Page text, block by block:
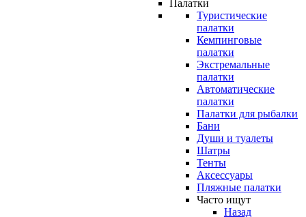
Палатки
Туристические
палатки
Кемпинговые
палатки
Экстремальные
палатки
Автоматические
палатки
Палатки для рыбалки
Бани
Души и туалеты
Шатры
Тенты
Аксессуары
Пляжные палатки
Часто ищут
Назад